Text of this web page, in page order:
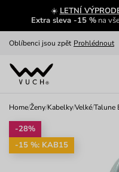
☀️ LETNÍ
Extra sleva -15 %na
Výměna a vrácení zdarma Zobrazit
Oblíbenci jsou zpět Prohlédnout
Nech se inspirovat
Home/Ženy/Kabelky/Velké/Talune
-28%
-15 %: KAB15